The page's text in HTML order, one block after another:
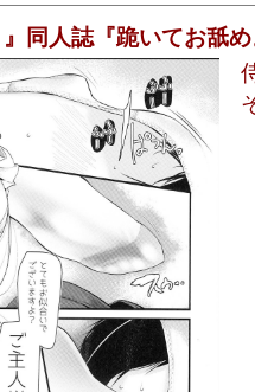
同人誌『跪いてお舐